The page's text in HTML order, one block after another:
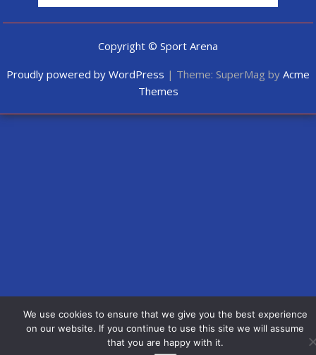
Copyright © Sport Arena
Proudly powered by WordPress | Theme: SuperMag by Acme
Themes
We use cookies to ensure that we give you the best experience
on our website. If you continue to use this site we will assume
that you are happy with it.